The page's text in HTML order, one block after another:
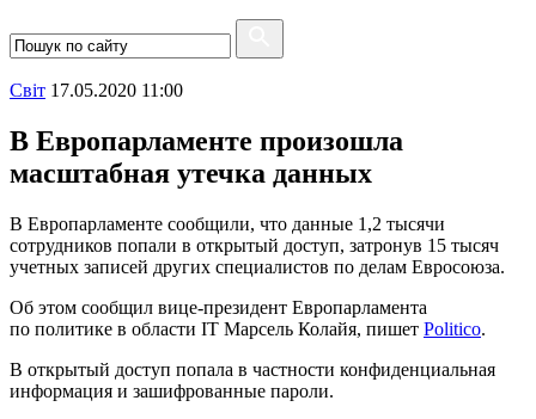
Свiт 17.05.2020 11:00
В Европарламенте произошла
масштабная утечка данных
В Европарламенте сообщили, что данные 1,2 тысячи
сотрудников попали в открытый доступ, затронув 15 тысяч
учетных записей других специалистов по делам Евросоюза.
Об этом сообщил вице-президент Европарламента
по политике в области IT Марсель Колайя, пишет Politico.
В открытый доступ попала в частности конфиденциальная
информация и зашифрованные пароли.